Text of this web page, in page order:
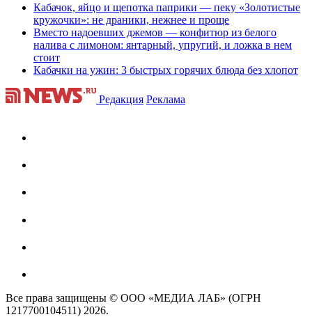
Кабачок, яйцо и щепотка паприки — пеку «Золотистые
кружочки»: не драники, нежнее и проще
Вместо надоевших джемов — конфитюр из белого
налива с лимоном: янтарный, упругий, и ложка в нем
стоит
Кабачки на ужин: 3 быстрых горячих блюда без хлопот
Редакция Реклама
Все права защищены © ООО «МЕДИА ЛАБ» (ОГРН
1217700104511) 2026.